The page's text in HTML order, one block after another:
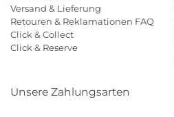
Versand & Lieferung
Retouren & Reklamationen FAQ
Click & Collect
Click & Reserve
Unsere Zahlungsarten